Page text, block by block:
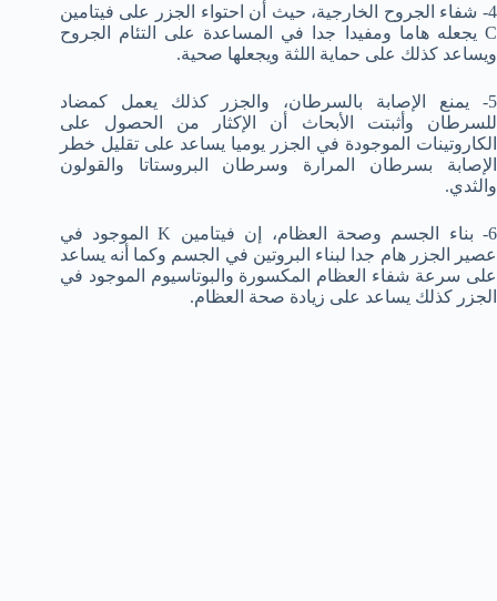
4- شفاء الجروح الخارجية، حيث أن احتواء الجزر على فيتامين
C يجعله هاما ومفيدا جدا في المساعدة على التئام الجروح
ويساعد كذلك على حماية اللثة ويجعلها صحية.
5- يمنع الإصابة بالسرطان، والجزر كذلك يعمل كمضاد
للسرطان وأثبتت الأبحاث أن الإكثار من الحصول على
الكاروتينات الموجودة في الجزر يوميا يساعد على تقليل خطر
الإصابة بسرطان المرارة وسرطان البروستاتا والقولون
والثدي.
6- بناء الجسم وصحة العظام، إن فيتامين K الموجود في
عصير الجزر هام جدا لبناء البروتين في الجسم وكما أنه يساعد
على سرعة شفاء العظام المكسورة والبوتاسيوم الموجود في
الجزر كذلك يساعد على زيادة صحة العظام.